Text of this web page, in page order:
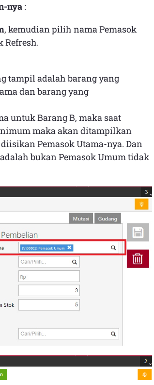
nya:
, kemudian pilih nama Pemasok
Refresh.
tampil adalah barang yang
dan barang yang
untuk Barang B, maka saat
maka akan ditampilkan
Pemasok Utama-nya. Dan
bukan Pemasok Umum tidak